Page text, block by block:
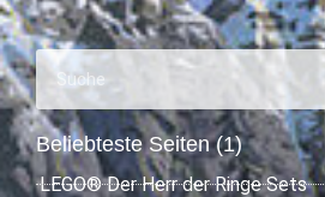
Beliebteste Seiten (1)
LEGO® Der Herr der Ringe Sets